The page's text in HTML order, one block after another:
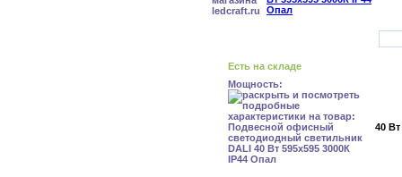
Есть на складе
Мощность:
40 Вт